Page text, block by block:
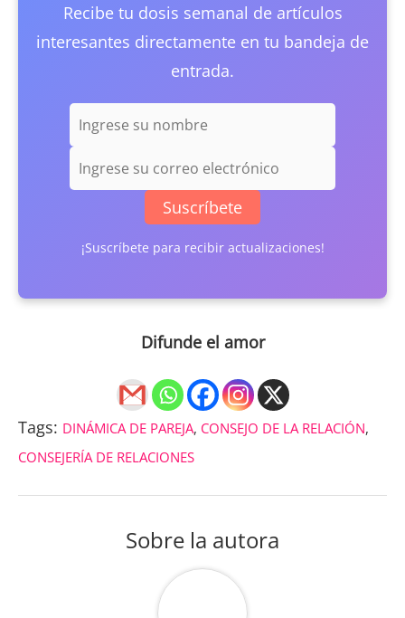
Recibe tu dosis semanal de artículos
interesantes directamente en tu bandeja de
entrada.
Suscríbete
¡Suscríbete para recibir actualizaciones!
Difunde el amor
Tags: DINÁMICA DE PAREJA, CONSEJO DE LA RELACIÓN,
CONSEJERÍA DE RELACIONES
Sobre la autora